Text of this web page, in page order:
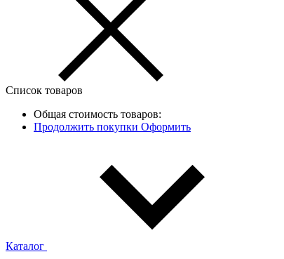
Список товаров
Общая стоимость товаров:
Продолжить покупки Оформить
Каталог